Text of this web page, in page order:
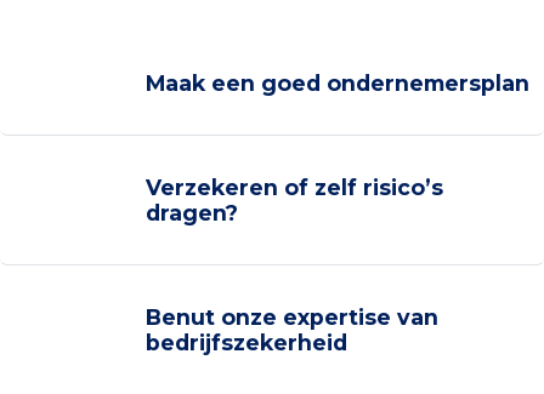
Maak een goed ondernemersplan
Verzekeren of zelf risico’s
dragen?
Benut onze expertise van
bedrijfszekerheid